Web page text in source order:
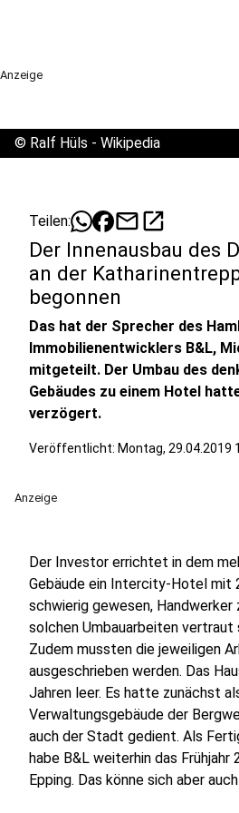
Anzeige
© Ralf Hüls - Wikipedia
Teilen: mailopen_in_new
Der Innenausbau des
an der
begonnen
Das hat der Sprecher des
Immobilienentwicklers B&L,
mitgeteilt. Der Umbau des
Gebäudes zu einem Hotel
verzögert.
Veröffentlicht: Montag, 29.04.2019
Anzeige
Der Investor errichtet in dem
Gebäude ein Intercity-Hotel mit
schwierig gewesen, Handwerker
solchen Umbauarbeiten vertraut
Zudem mussten die jeweiligen
ausgeschrieben werden. Das
Jahren leer. Es hatte zunächst
Verwaltungsgebäude der
auch der Stadt gedient. Als
habe B&L weiterhin das Frühjahr
Epping. Das könne sich aber